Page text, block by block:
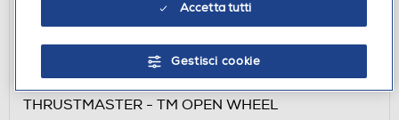
THRUSTMASTER - TM OPEN WHEEL
Accetta tutti
Gestisci cookie